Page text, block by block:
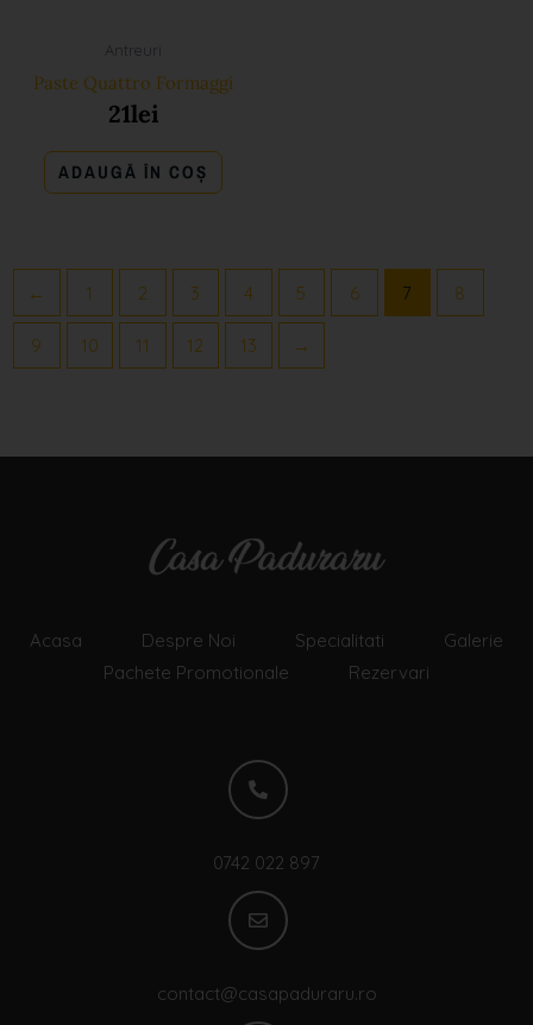
Antreuri
Paste Quattro Formaggi
21lei
ADAUGĂ ÎN COȘ
← 1 2 3 4 5 6 7 8
9 10 11 12 13 →
Acasa Despre Noi Specialitati
Galerie
Pachete Promotionale
Rezervari
0742 022 897
contact@casapaduraru.ro